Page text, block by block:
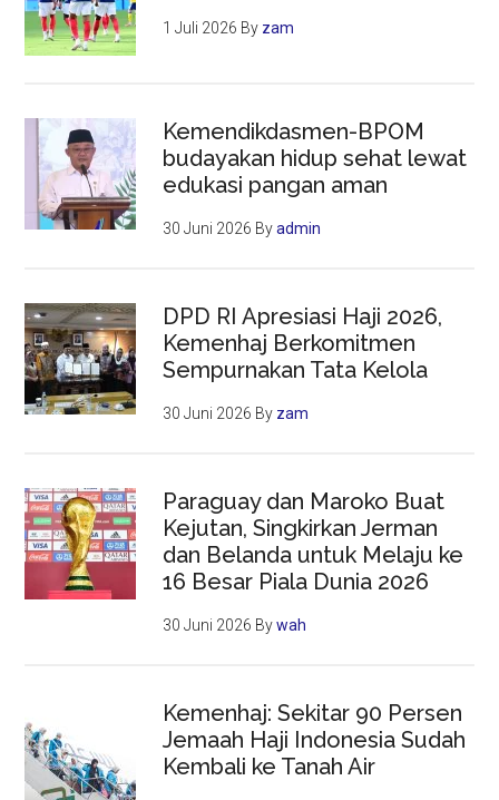
1 Juli 2026 By zam
Kemendikdasmen-BPOM
budayakan hidup sehat lewat
edukasi pangan aman
30 Juni 2026 Byadmin
DPD RI Apresiasi Haji 2026,
Kemenhaj Berkomitmen
Sempurnakan Tata Kelola
30 Juni 2026 By zam
Paraguay dan Maroko Buat
Kejutan, Singkirkan Jerman
dan Belanda untuk Melaju ke
16 Besar Piala Dunia 2026
30 Juni 2026 Bywah
Kemenhaj: Sekitar 90 Persen
Jemaah Haji Indonesia Sudah
Kembali ke Tanah Air